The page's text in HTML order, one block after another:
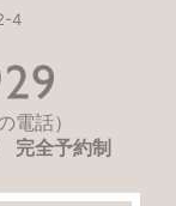
4
電話）
完全予約制